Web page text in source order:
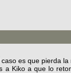
es que pierda la
a Kiko a que lo